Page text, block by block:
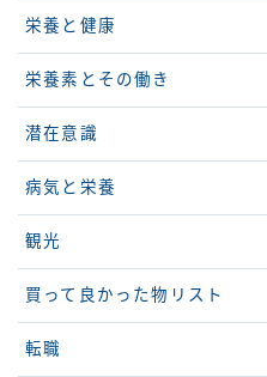
栄養と健康
栄養素とその働き
潜在意識
病気と栄養
観光
買って良かった物リスト
転職